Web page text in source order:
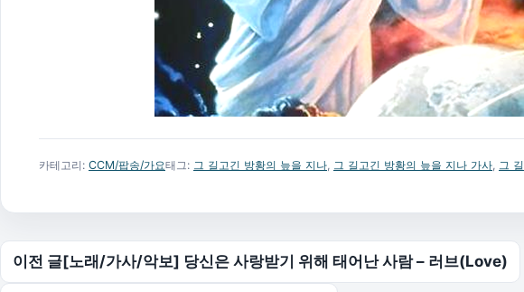
카테고리: CCM/팝송/가요태그: 그 길고긴 방황의 늪을 지나 그 길고긴 방황의 늪을 지나 가사 그
글 탐색
이전 글[노래/가사/악보] 당신은 사랑받기 위해 태어난 사람 – 러브(Love)